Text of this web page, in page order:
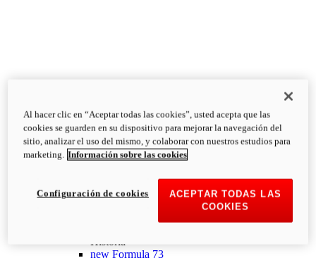
Historia
new Formula 73
Al hacer clic en “Aceptar todas las cookies”, usted acepta que las
cookies se guarden en su dispositivo para mejorar la navegación del
sitio, analizar el uso del mismo, y colaborar con nuestros estudios para
marketing. Información sobre las cookies
ACEPTAR TODAS LAS
COOKIES
Configuración de cookies